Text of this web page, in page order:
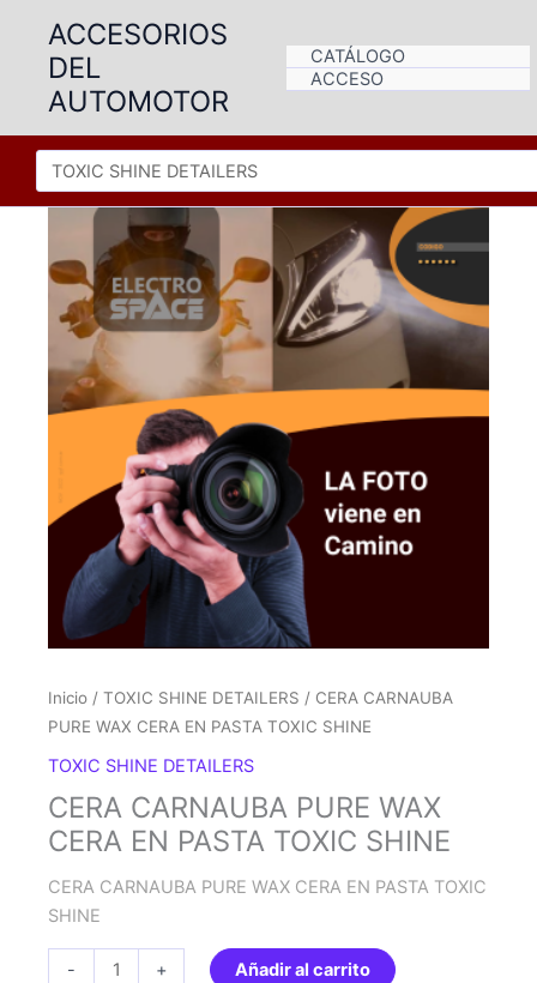
contenido
ACCESORIOS
DEL
AUTOMOTOR
CATÁLOGO
ACCESO
Inicio / TOXIC SHINE DETAILERS / CERA CARNAUBA
PURE WAX CERA EN PASTA TOXIC SHINE
TOXIC SHINE DETAILERS
CERA CARNAUBA PURE WAX
CERA EN PASTA TOXIC SHINE
CERA CARNAUBA PURE WAX CERA EN PASTA TOXIC
SHINE
- + Añadir al carrito